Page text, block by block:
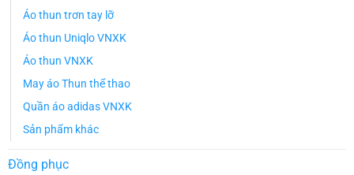
Áo thun trơn tay lỡ
Áo thun Uniqlo VNXK
Áo thun VNXK
May áo Thun thể thao
Quần áo adidas VNXK
Sản phẩm khác
Đồng phục